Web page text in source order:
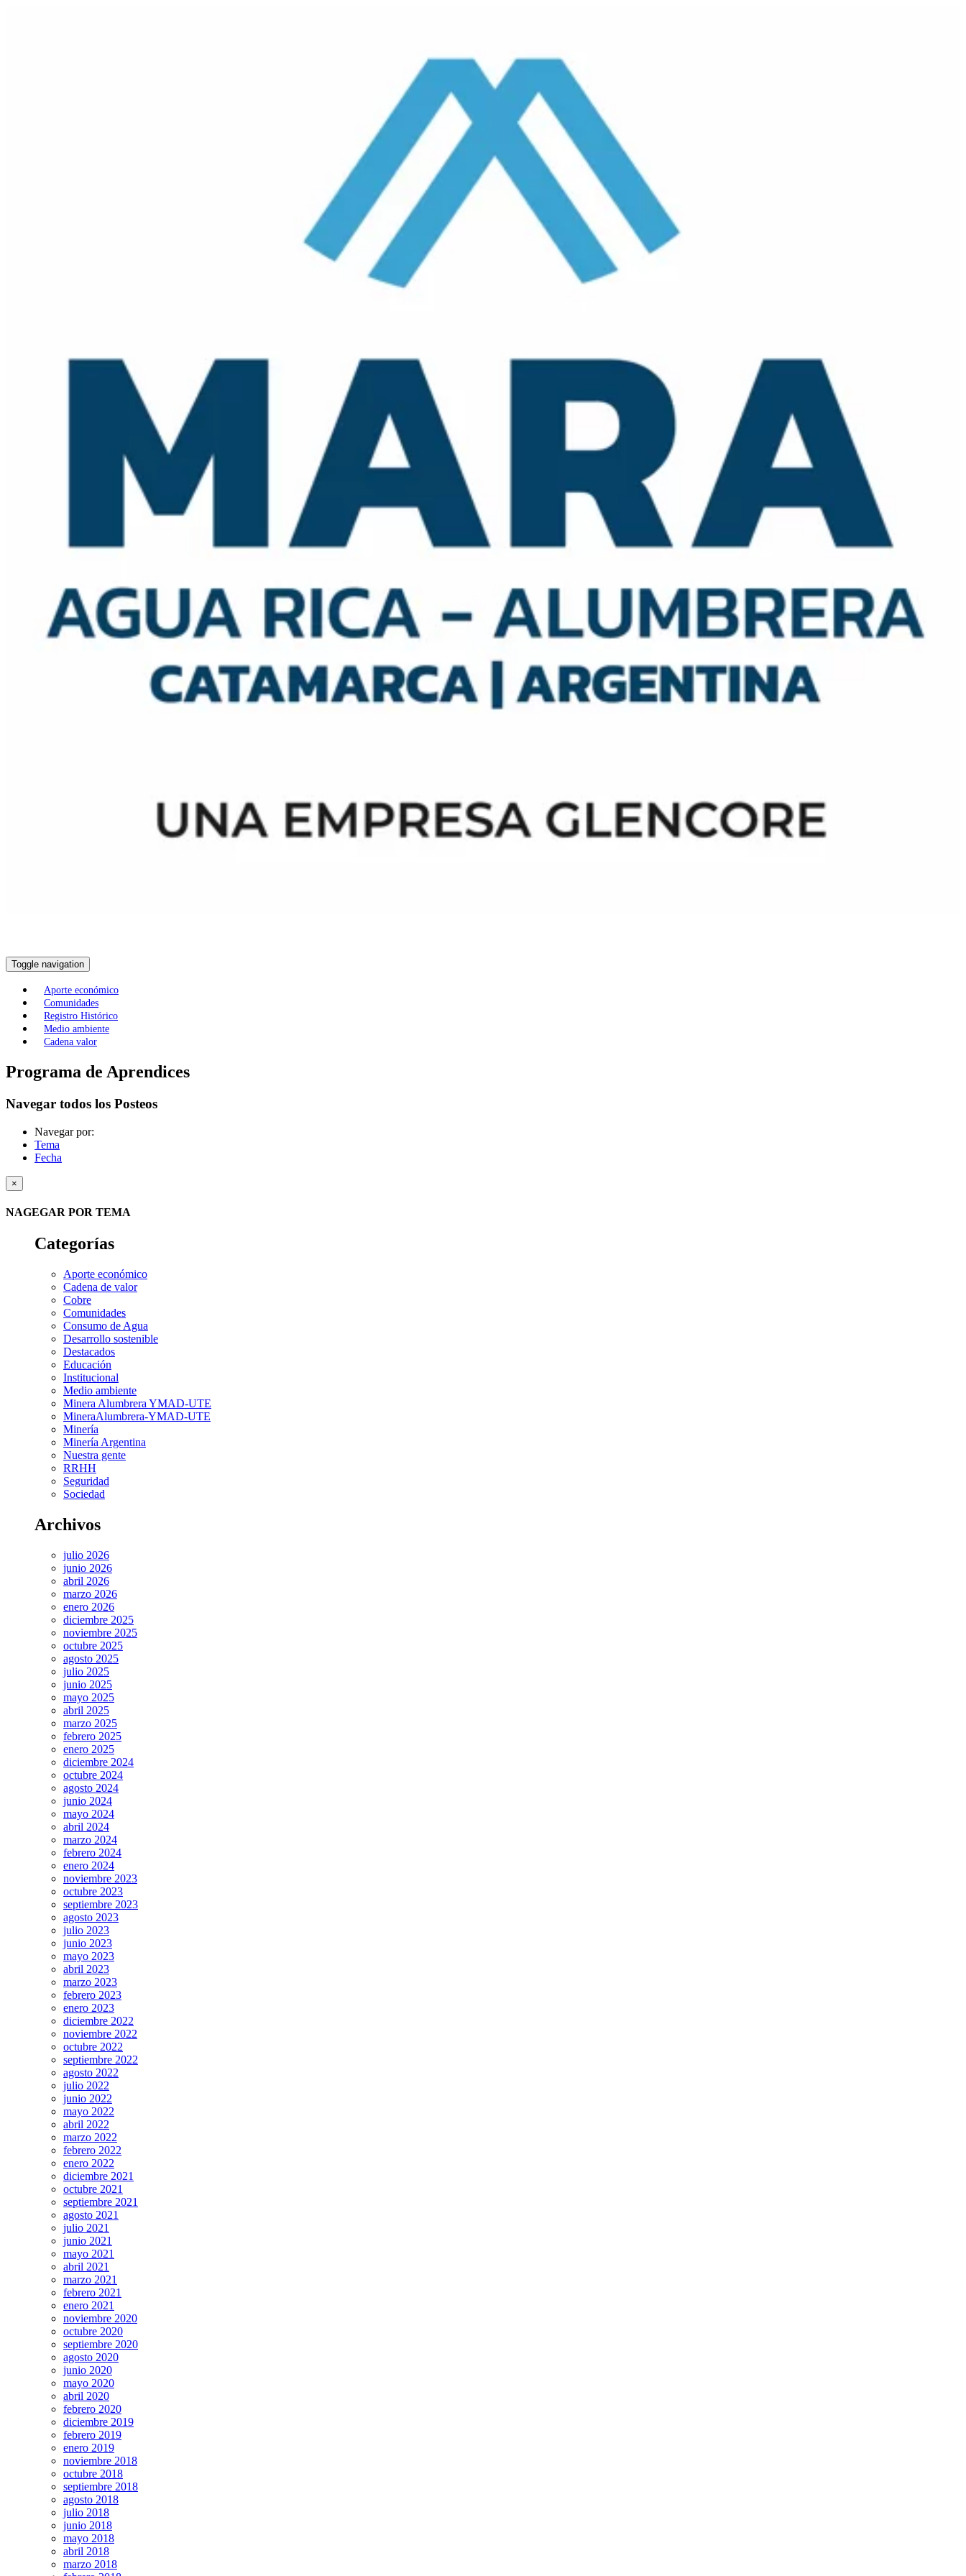
Toggle navigation
Aporte económico
Comunidades
Registro Histórico
Medio ambiente
Cadena valor
Programa de Aprendices
Navegar todos los Posteos
Navegar por:
Tema
Fecha
×
NAGEGAR POR TEMA
Categorías
Aporte económico
Cadena de valor
Cobre
Comunidades
Consumo de Agua
Desarrollo sostenible
Destacados
Educación
Institucional
Medio ambiente
Minera Alumbrera YMAD-UTE
MineraAlumbrera-YMAD-UTE
Minería
Minería Argentina
Nuestra gente
RRHH
Seguridad
Sociedad
Archivos
julio 2026
junio 2026
abril 2026
marzo 2026
enero 2026
diciembre 2025
noviembre 2025
octubre 2025
agosto 2025
julio 2025
junio 2025
mayo 2025
abril 2025
marzo 2025
febrero 2025
enero 2025
diciembre 2024
octubre 2024
agosto 2024
junio 2024
mayo 2024
abril 2024
marzo 2024
febrero 2024
enero 2024
noviembre 2023
octubre 2023
septiembre 2023
agosto 2023
julio 2023
junio 2023
mayo 2023
abril 2023
marzo 2023
febrero 2023
enero 2023
diciembre 2022
noviembre 2022
octubre 2022
septiembre 2022
agosto 2022
julio 2022
junio 2022
mayo 2022
abril 2022
marzo 2022
febrero 2022
enero 2022
diciembre 2021
octubre 2021
septiembre 2021
agosto 2021
julio 2021
junio 2021
mayo 2021
abril 2021
marzo 2021
febrero 2021
enero 2021
noviembre 2020
octubre 2020
septiembre 2020
agosto 2020
junio 2020
mayo 2020
abril 2020
febrero 2020
diciembre 2019
febrero 2019
enero 2019
noviembre 2018
octubre 2018
septiembre 2018
agosto 2018
julio 2018
junio 2018
mayo 2018
abril 2018
marzo 2018